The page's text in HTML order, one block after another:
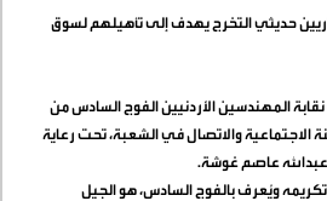
حديثي التخرج يهدف إلى تأهيلهم لسوق
المهندسين الأردنيين الفوج السادس من
الاجتماعية والاتصال في الشعبة، تحت رعاية
عاصم غوشة.
ويُعرف بالفوج السادس، هو الجيل